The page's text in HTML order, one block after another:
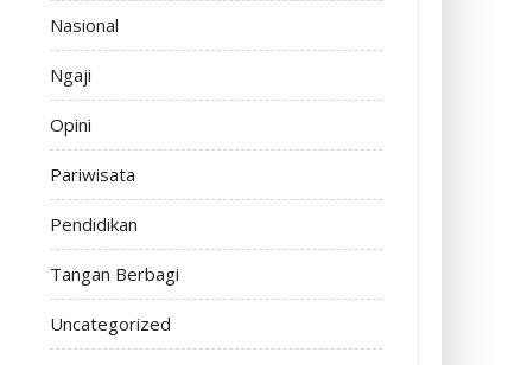
Nasional
Ngaji
Opini
Pariwisata
Pendidikan
Tangan Berbagi
Uncategorized